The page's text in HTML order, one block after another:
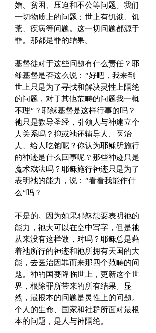
婚、贫困、压迫和不公等问题。我们
一切物质上的问题：世上有饥饿、饥
荒、疾病等问题。这一切问题都源于
罪。那都是罪的结果。
基督徒对于这些问题有什么责任？耶
稣基督是否这么说：“好吧，我来到
世上只是为了寻找和解决灵性上隔绝
的问题，对于其他范畴的问题我一概
不理”？耶稣基督是这样行事的吗？
祂只是教导圣经，引领人与神建立个
人关系吗？抑或祂还辅导人、医治
人、给人吃饱呢？你认为耶稣所施行
的神迹是什么回事呢？那些神迹只是
魔术戏法吗？耶稣施行神迹只是为了
表明祂的能力，说：“看看我能作什
么”吗？
不是的。因为如果耶稣想要表明祂的
能力，祂大可以在空中写字，但是祂
从来没有这样做，对吗？耶稣总是藉
着祂所行的神迹和祂所拥有天国的大
能，去医治因罪而来那四个范畴的问
题。神的国要降临世上，更新这个世
界，根除罪所带来的所有结果。显
然，最根本的问题是灵性上的问题。
个人的生命、国家和社群所面对最根
本的问题，是人与神隔绝。